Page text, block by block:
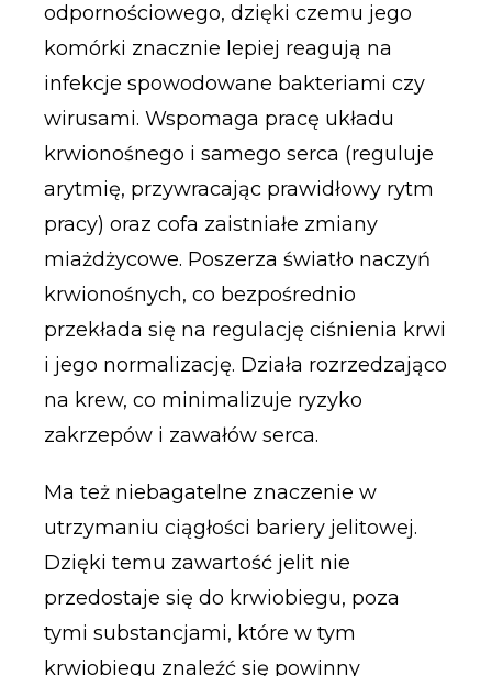
odpornościowego, dzięki czemu jego
komórki znacznie lepiej reagują na
infekcje spowodowane bakteriami czy
wirusami. Wspomaga pracę układu
krwionośnego i samego serca (reguluje
arytmię, przywracając prawidłowy rytm
pracy) oraz cofa zaistniałe zmiany
miażdżycowe. Poszerza światło naczyń
krwionośnych, co bezpośrednio
przekłada się na regulację ciśnienia krwi
i jego normalizację. Działa rozrzedzająco
na krew, co minimalizuje ryzyko
zakrzepów i zawałów serca.
Ma też niebagatelne znaczenie w
utrzymaniu ciągłości bariery jelitowej.
Dzięki temu zawartość jelit nie
przedostaje się do krwiobiegu, poza
tymi substancjami, które w tym
krwiobiegu znaleźć się powinny